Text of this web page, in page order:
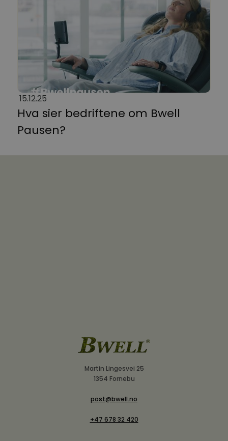
15.12.25
Hva sier bedriftene om Bwell
Pausen?
Martin Lingesvei 25
1354 Fornebu
post@bwell.no
+47 678 32 420